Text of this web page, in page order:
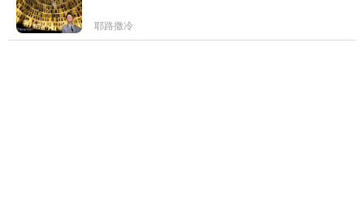
耶路撒冷